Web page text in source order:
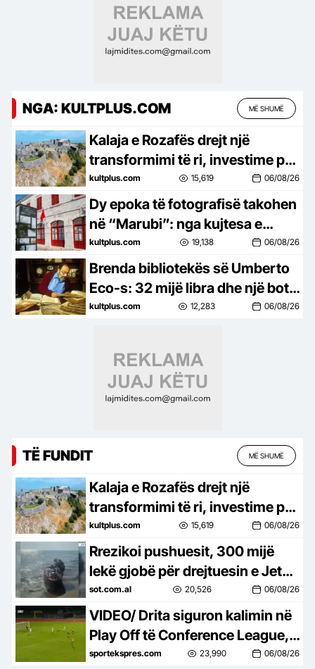
NGA: KULTPLUS.COM MË SHUMË
Kalaja e Rozafës drejt një
transformimi të ri, investime për
trashëgiminë dhe turizmin
kultplus.com 15,619 06/08/26
Dy epoka të fotografisë takohen
në “Marubi”: nga kujtesa e
Marubëve te eksperimentet e
Gjon Milit
kultplus.com 19,138 06/08/26
Brenda bibliotekës së Umberto
Eco-s: 32 mijë libra dhe një botë
e tërë idesh
kultplus.com 12,283 06/08/26
TË FUNDIT MË SHUMË
Kalaja e Rozafës drejt një
transformimi të ri, investime për
trashëgiminë dhe turizmin
kultplus.com 15,619 06/08/26
Rrezikoi pushuesit, 300 mijë
lekë gjobë për drejtuesin e Jet
Ski në Zvërnec
sot.com.al 20,526 06/08/26
VIDEO/ Drita siguron kalimin në
Play Off të Conference League, e
mbyll me një ndeshje takimin
sportekspres.com 23,990 06/08/26